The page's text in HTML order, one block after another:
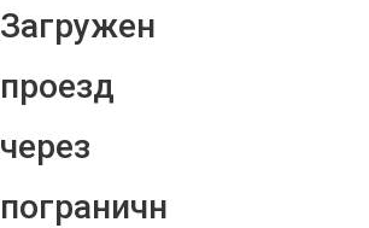
Загружен
проезд
через
пограничн